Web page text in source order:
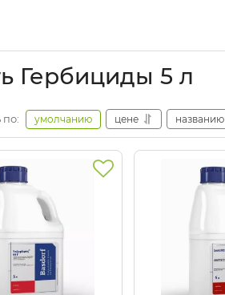
Гербициды 5 л
по: умолчанию цене названию